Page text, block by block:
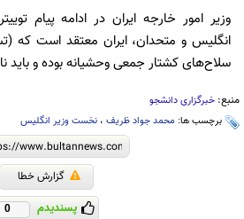
وزیر امور خارجه ایران در ادامه پیام
انگلیس و متحدان، ایران معتقد است که
سلاح‌های کشتار جمعی وحشیانه بوده و باید
منبع: خبرگزاری دانشجو
برچسب ها: محمد جواد ظریف ، نخست وزیر انگلیس
گزارش خطا
پسندیدم 0